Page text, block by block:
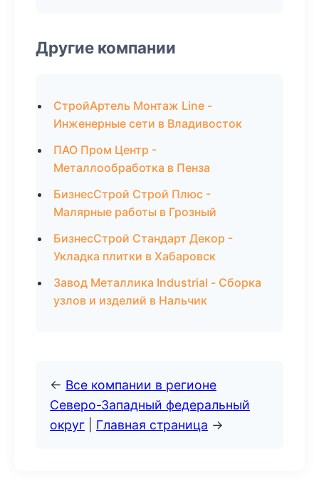
Другие компании
СтройАртель Монтаж Line -
Инженерные сети в Владивосток
ПАО Пром Центр -
Металлообработка в Пенза
БизнесСтрой Строй Плюс -
Малярные работы в Грозный
БизнесСтрой Стандарт Декор -
Укладка плитки в Хабаровск
Завод Металлика Industrial - Сборка
узлов и изделий в Нальчик
← Все компании в регионе
Северо-Западный федеральный
округ
Главная страница →